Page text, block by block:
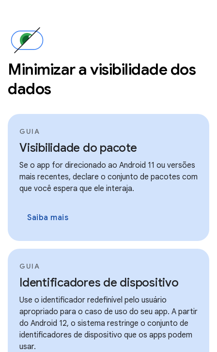
Minimizar a visibilidade dos
dados
GUIA
Visibilidade do pacote
Se o app for direcionado ao Android 11 ou versões
mais recentes, declare o conjunto de pacotes com
que você espera que ele interaja.
Saiba mais
GUIA
Identificadores de dispositivo
Use o identificador redefinível pelo usuário
apropriado para o caso de uso do seu app. A partir
do Android 12, o sistema restringe o conjunto de
identificadores de dispositivo que os apps podem
usar.